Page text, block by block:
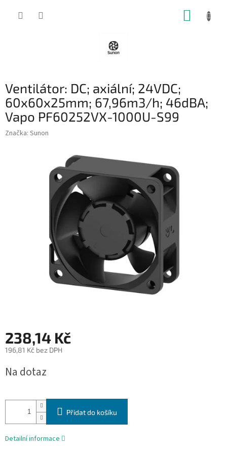
Ventilátor: DC; axiální; 24VDC;
60x60x25mm; 67,96m3/h; 46dBA;
Vapo PF60252VX-1000U-S99
Značka: Sunon
238,14 Kč
196,81 Kč bez DPH
cena:
Na dotaz
Přidat do košíku
Detailní informace